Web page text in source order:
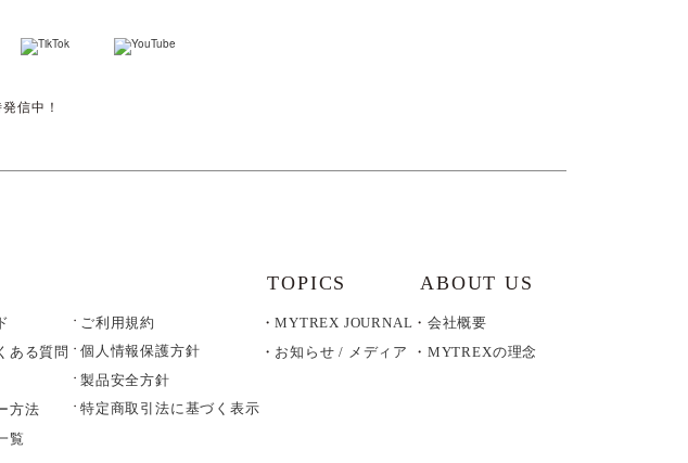
信中！
ある質問
方法
覧
ご利用規約
個人情報保護方針
製品安全方針
特定商取引法に基づく表示
TOPICS
MYTREX JOURNAL
お知らせ / メディア
ABOUT US
会社概要
MYTREXの理念